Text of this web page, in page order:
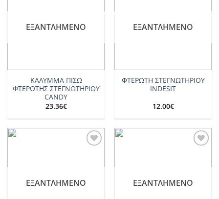
ΕΞΑΝΤΛΗΜΈΝΟ
ΚΑΛΥΜΜΑ ΠΙΣΩ
ΦΤΕΡΩΤΗΣ ΣΤΕΓΝΩΤΗΡΙΟΥ
CANDY
23.36€
ΕΞΑΝΤΛΗΜΈΝΟ
ΦΤΕΡΩΤΗ ΣΤΕΓΝΩΤΗΡΙΟΥ
INDESIT
12.00€
ΕΞΑΝΤΛΗΜΈΝΟ ΕΞΑΝΤΛΗΜΈΝΟ